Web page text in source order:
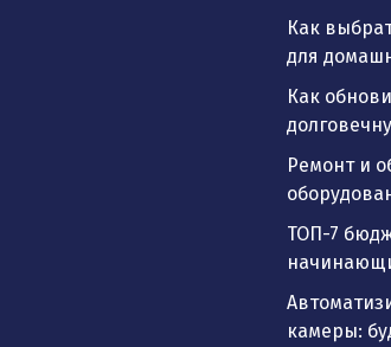
Как
для
Как
Ремонт и
ТОП-7
камеры: